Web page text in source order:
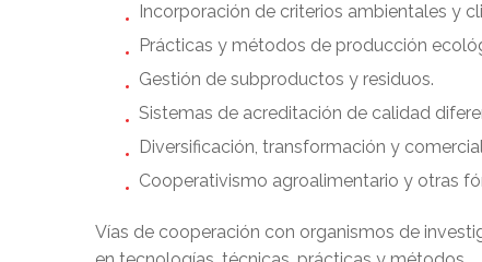
Incorporación de criterios ambientales y
Prácticas y métodos de producción
Gestión de subproductos y residuos.
Sistemas de acreditación de calidad
Diversificación, transformación y
Cooperativismo agroalimentario y otras
Vías de cooperación con organismos de